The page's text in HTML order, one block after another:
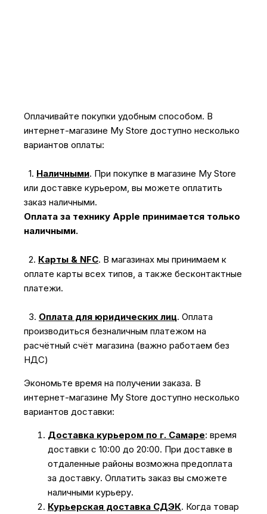
Оплачивайте покупки удобным способом. В
интернет-магазине My Store доступно несколько
вариантов оплаты:
1. Наличными. При покупке в магазине My Store
или доставке курьером, вы можете оплатить
заказ наличными.
Оплата за технику Apple принимается только
наличными.
2. Карты & NFC. В магазинах мы принимаем к
оплате карты всех типов, а также бесконтактные
платежи.
3. Оплата для юридических лиц. Оплата
производиться безналичным платежом на
расчётный счёт магазина (важно работаем без
НДС)
Экономьте время на получении заказа. В
интернет-магазине My Store доступно несколько
вариантов доставки:
Доставка курьером по г. Самаре: время
доставки с 10:00 до 20:00. При доставке в
отдаленные районы возможна предоплата
за доставку. Оплатить заказ вы сможете
наличными курьеру.
Курьерская доставка СДЭК. Когда товар